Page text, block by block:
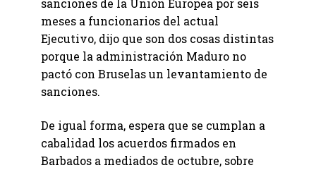
sanciones de la Unión Europea por seis
meses a funcionarios del actual
Ejecutivo, dijo que son dos cosas distintas
porque la administración Maduro no
pactó con Bruselas un levantamiento de
sanciones.
De igual forma, espera que se cumplan a
cabalidad los acuerdos firmados en
Barbados a mediados de octubre, sobre